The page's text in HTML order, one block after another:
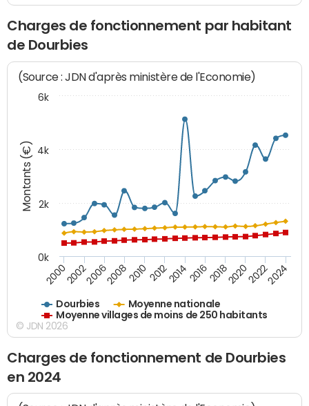
Charges de fonctionnement par habitant
de Dourbies
Montants (€)
(Source : JDN d'après ministère de l'Economie)
Dourbies
Moyenne nationale
Moyenne villages de moins de 250 habitants
20002002200620082010 2012201420162018202020222024
0k
2k
4k
6k
© JDN 2026
Charges de fonctionnement de Dourbies
en 2024